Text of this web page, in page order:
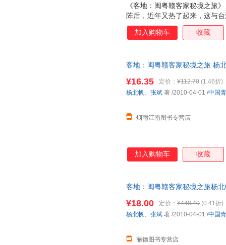
《客地：闽粤赣客家秘境之旅
阵后，近年又热了起来，这与
也与客家对发展经济的渴求有
的客家意识，于是我一有机会
围龙屋、大围楼及由它们组成
加入购物车 收藏
客地：闽粤赣客家秘境之旅 杨
¥16.35 定价： ¥112.70 (1.46折)
烟雨江南图书专营店
杨北帆、 张斌 著 /2010-04-01 /中国
加入购物车 收藏
客地：闽粤赣客家秘境之旅杨
¥18.00 定价： ¥448.40 (0.41折)
丽德图书专营店
杨北帆、 张斌 著 /2010-04-01 /中国